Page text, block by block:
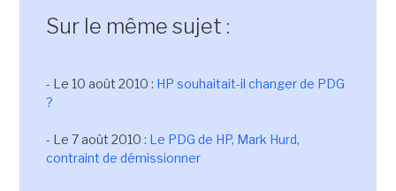
Sur le même sujet :
- Le 10 août 2010 : HP souhaitait-il changer de PDG
?
- Le 7 août 2010 : Le PDG de HP, Mark Hurd,
contraint de démissionner